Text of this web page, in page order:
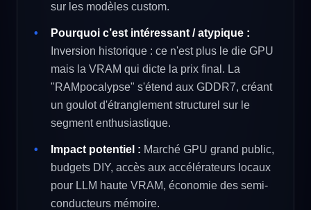
sur les modèles custom.
Pourquoi c’est intéressant / atypique :
Inversion historique : ce n'est plus le die GPU
mais la VRAM qui dicte la prix final. La
"RAMpocalypse" s'étend aux GDDR7, créant
un goulot d'étranglement structurel sur le
segment enthusiastique.
Impact potentiel : Marché GPU grand public,
budgets DIY, accès aux accélérateurs locaux
pour LLM haute VRAM, économie des semi-
conducteurs mémoire.